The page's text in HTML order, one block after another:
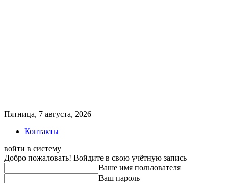
Пятница, 7 августа, 2026
Контакты
войти в систему
Добро пожаловать! Войдите в свою учётную запись
Ваше имя пользователя
Ваш пароль